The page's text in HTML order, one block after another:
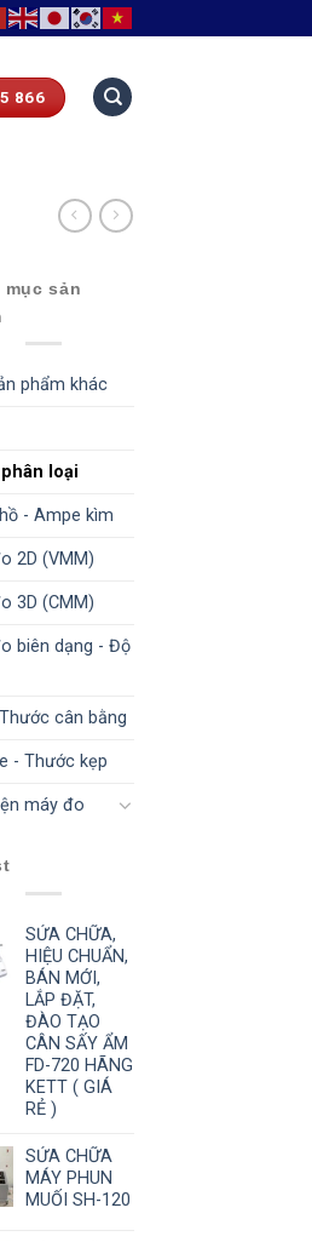
866
mục sản
phẩm khác
loại
- Ampe kìm
2D (VMM)
3D (CMM)
biên dạng - Độ
cân bằng
- Thước kẹp
máy đo
SỬA CHỮA,
HIỆU CHUẨN,
BÁN MỚI,
LẮP ĐẶT,
ĐÀO TẠO
CÂN SẤY ẨM
FD-720 HÃNG
KETT ( GIÁ
RẺ )
SỬA CHỮA
MÁY PHUN
MUỐI SH-120